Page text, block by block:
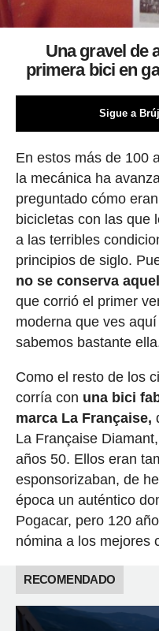
Una gravel de
primera bici en
Sigue a
En estos más de 100
la mecánica ha
preguntado cómo
bicicletas con las que
a las terribles
principios de siglo.
no se conserva
que corrió el primer
moderna que ves
sabemos bastante
Como el resto de los
corría con una bici
marca La Française,
La Française
años 50. Ellos eran
esponsorizaban, de
época un auténtico
Pogacar, pero 120
nómina a los mejores
RECOMENDADO